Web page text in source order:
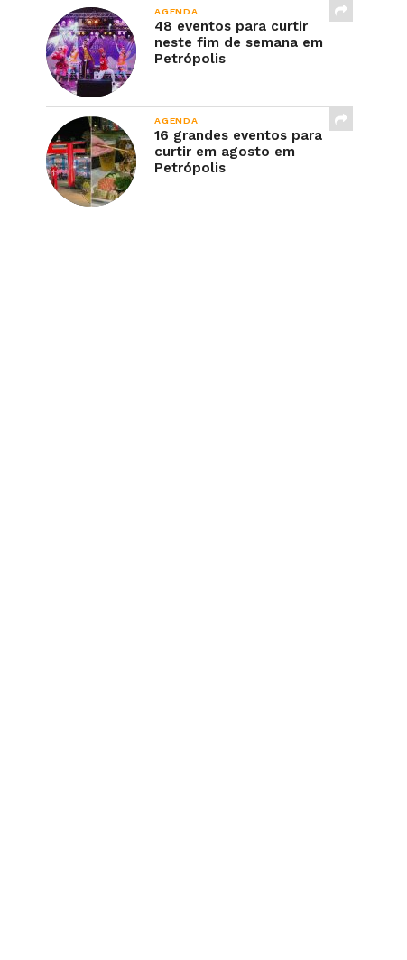
AGENDA
48 eventos para curtir
neste fim de semana em
Petrópolis
AGENDA
16 grandes eventos para
curtir em agosto em
Petrópolis